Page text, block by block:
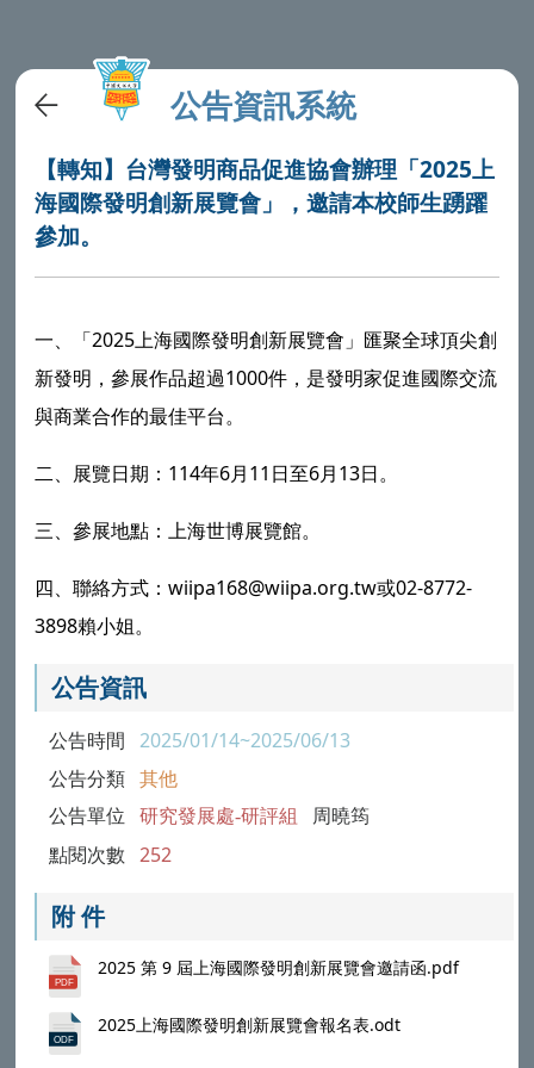
公告資訊系統
【轉知】台灣發明商品促進協會辦理「2025上
海國際發明創新展覽會」，邀請本校師生踴躍
參加。
一、「2025上海國際發明創新展覽會」匯聚全球頂尖創
新發明，參展作品超過1000件，是發明家促進國際交流
與商業合作的最佳平台。
二、展覽日期：114年6月11日至6月13日。
三、參展地點：上海世博展覽館。
四、聯絡方式：wiipa168@wiipa.org.tw或02-8772-
3898賴小姐。
公告資訊
公告時間 2025/01/14~2025/06/13
公告分類 其他
公告單位 研究發展處-研評組 周曉筠
點閱次數 252
附 件
2025 第 9 屆上海國際發明創新展覽會邀請函.pdf
2025上海國際發明創新展覽會報名表.odt